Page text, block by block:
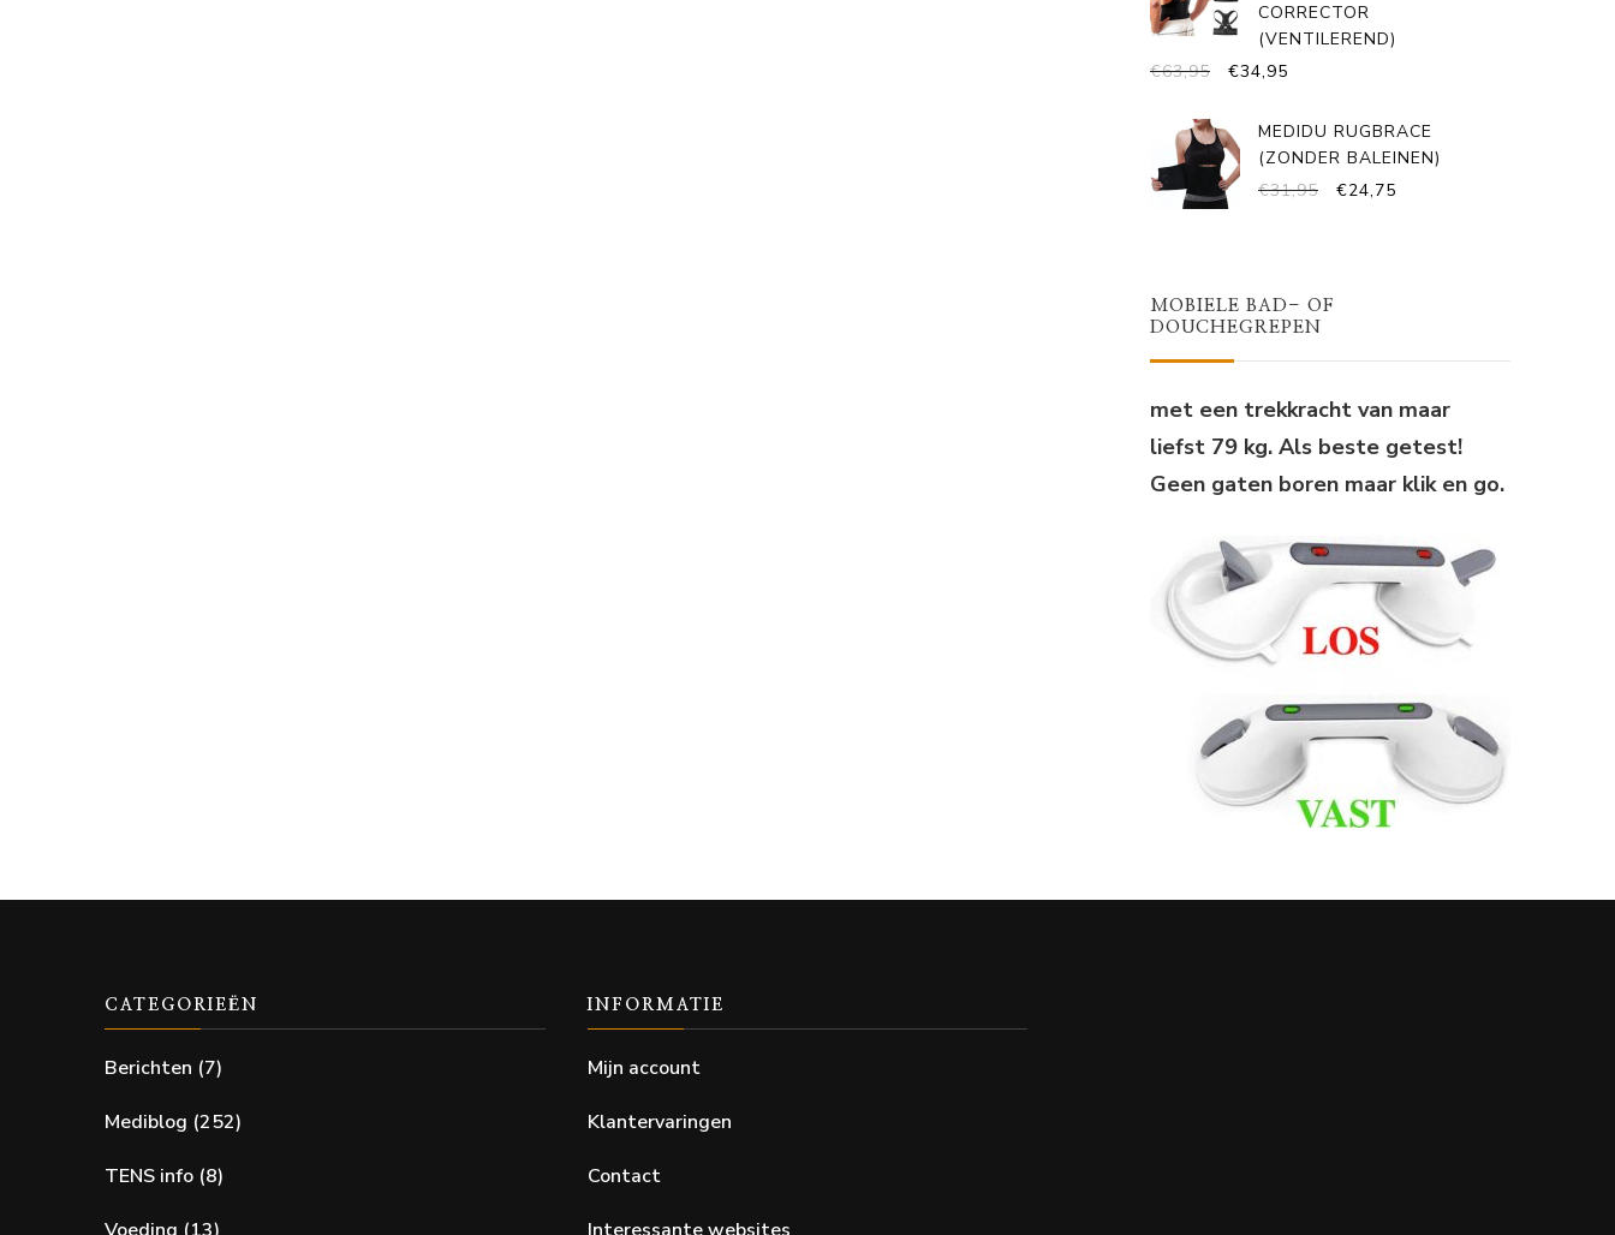
CORRECTOR
(VENTILEREND)
€63,95
OORSPRONKELIJKE
WAS:
€63,95.
€34,95
IS:
€34,95.
MEDIDU RUGBRACE
(ZONDER BALEINEN)
€31,95
OORSPRONKELIJKE
€24,75
MOBIELE BAD- OF
DOUCHEGREPEN
met een trekkracht van maar
liefst 79 kg. Als beste getest!
Geen gaten boren maar klik en go.
CATEGORIEËN
Berichten (7)
Mediblog (252)
TENS info (8)
INFORMATIE
Mijn account
Klantervaringen
Contact